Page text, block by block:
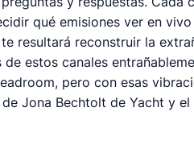
qué emisiones ver en
resultará reconstruir la
estos canales
, pero con esas
Jona Bechtolt de Yacht y